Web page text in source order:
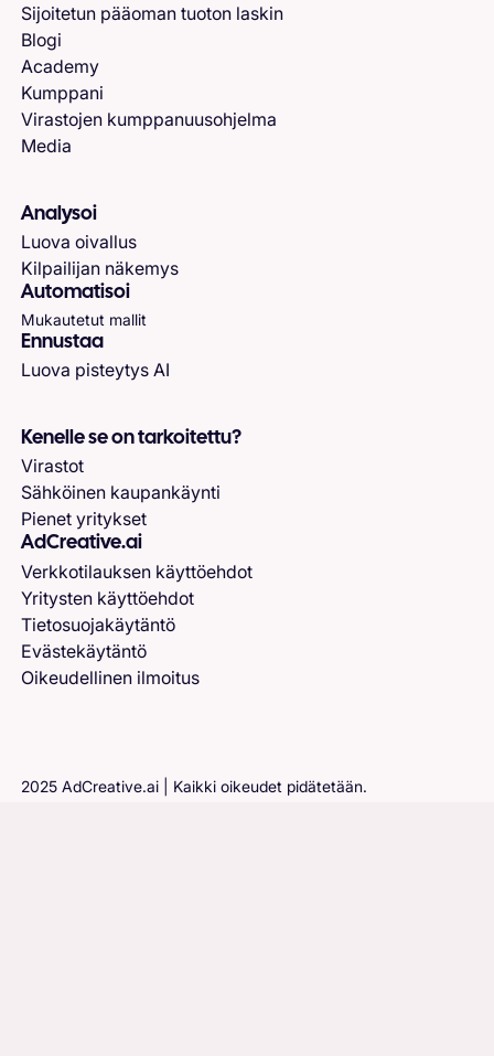
Sijoitetun pääoman tuoton laskin
Blogi
Academy
Kumppani
Virastojen kumppanuusohjelma
Media
Analysoi
Luova oivallus
Kilpailijan näkemys
Automatisoi
Mukautetut mallit
Ennustaa
Luova pisteytys AI
Kenelle se on tarkoitettu?
Virastot
Sähköinen kaupankäynti
Pienet yritykset
AdCreative.ai
Verkkotilauksen käyttöehdot
Yritysten käyttöehdot
Tietosuojakäytäntö
Evästekäytäntö
Oikeudellinen ilmoitus
2025 AdCreative.ai | Kaikki oikeudet pidätetään.